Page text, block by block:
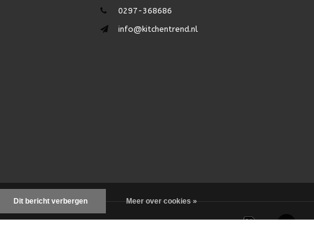
0297-368686
info@kitchentrend.nl
Dit bericht verbergen Meer over cookies »